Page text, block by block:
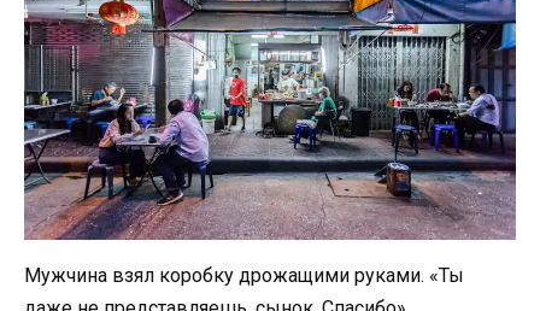
Мужчина взял коробку дрожащими руками. «Ты